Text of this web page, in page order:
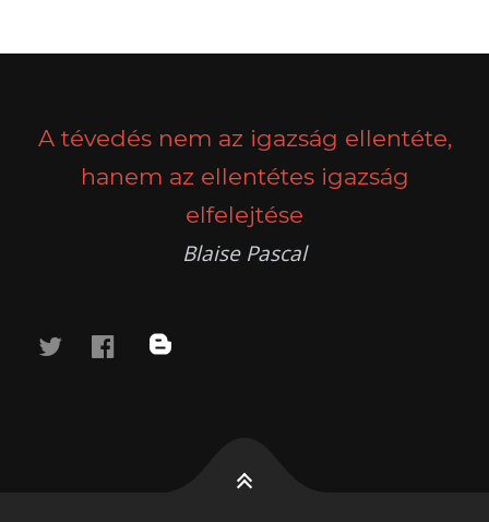
A tévedés nem az igazság ellentéte,
hanem az ellentétes igazság
elfelejtése
Blaise Pascal
twitterfacebook
blog